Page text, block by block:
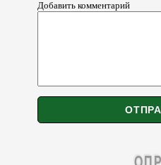
Добавить комментарий